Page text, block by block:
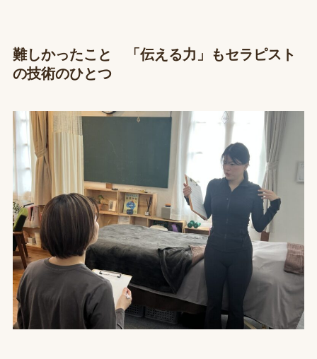
難しかったこと 「伝える力」もセラピスト
の技術のひとつ